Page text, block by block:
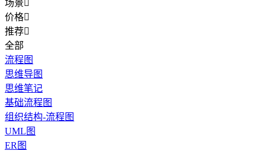
场景
价格
推荐
全部
流程图
思维导图
思维笔记
基础流程图
组织结构-流程图
UML图
ER图